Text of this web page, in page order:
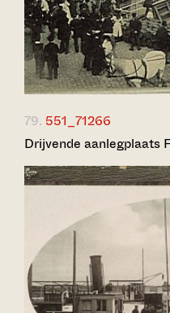
79. 551_71266
Drijvende aanlegplaats